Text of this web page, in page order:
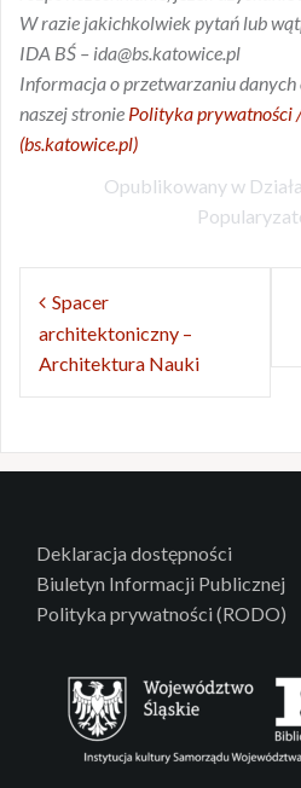
W razie jakichkolwiek pytań lub
IDA BŚ – ida@bs.katowice.pl
Informacja o przetwarzaniu danych
naszej stronie Polityka prywatności
(bs.katowice.pl)
Opublikowany w
wpisu
Spacer
architektoniczny –
Architektura Nauki
Deklaracja dostępności
Biuletyn Informacji Publicznej
Polityka prywatności (RODO)